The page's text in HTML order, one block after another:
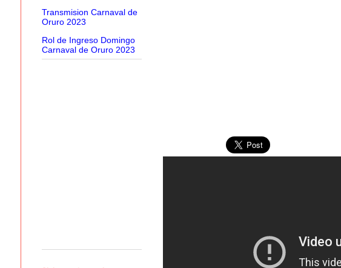
Transmision Carnaval de
Oruro 2023
Rol de Ingreso Domingo
Carnaval de Oruro 2023